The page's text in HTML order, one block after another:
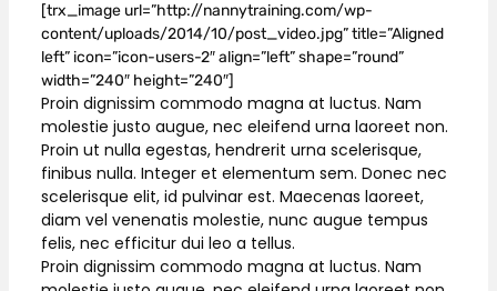
[trx_image url=”http://nannytraining.com/wp-
content/uploads/2014/10/post_video.jpg” title=”Aligned
left” icon=”icon-users-2″ align=”left” shape=”round”
width=”240″ height=”240″]
Proin dignissim commodo magna at luctus. Nam
molestie justo augue, nec eleifend urna laoreet non.
Proin ut nulla egestas, hendrerit urna scelerisque,
finibus nulla. Integer et elementum sem. Donec nec
scelerisque elit, id pulvinar est. Maecenas laoreet,
diam vel venenatis molestie, nunc augue tempus
felis, nec efficitur dui leo a tellus.
Proin dignissim commodo magna at luctus. Nam